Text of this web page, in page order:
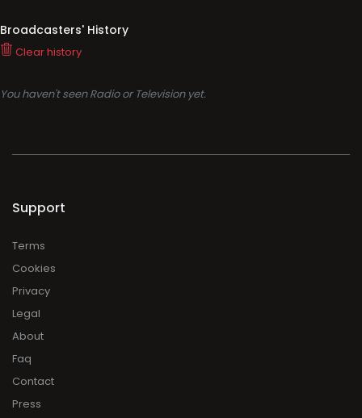
Broadcasters' History
Clear history
You haven't seen Radio or Television yet.
Support
Terms
Cookies
Privacy
Legal
About
Faq
Contact
Press